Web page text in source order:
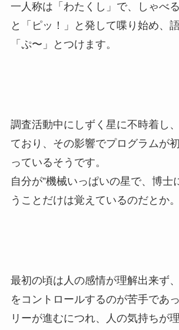
一人称は「わたくし」で、しゃべ
と「ピッ！」と発して喋り始め、
「ぷ〜」とつけます。
調査活動中にしずく星に不時着し
ており、その影響でプログラムが
っているそうです。
自分が”機械いっぱいの星で、博士
うことだけは覚えているのだとか。
最初の頃は人の感情が理解出来ず
をコントロールするのが苦手であ
リーが進むにつれ、人の気持ちが